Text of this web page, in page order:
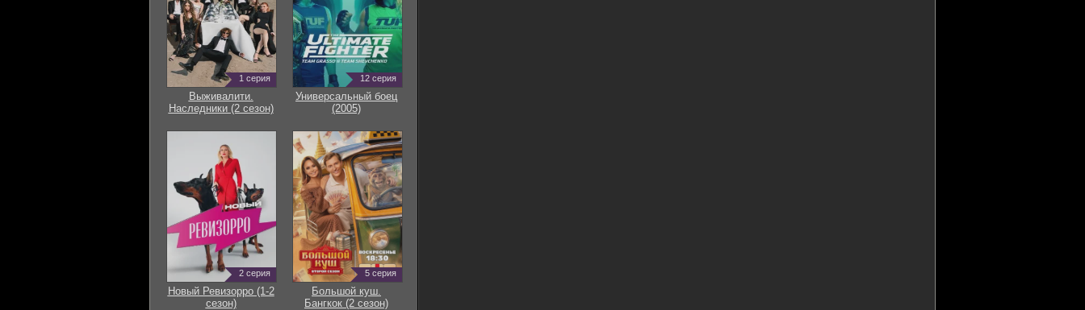
1 серия
Выживалити.
Наследники (2 сезон)
12 серия
Универсальный боец
(2005)
2 серия
Новый Ревизорро (1-2
сезон)
5 серия
Большой куш.
Бангкок (2 сезон)